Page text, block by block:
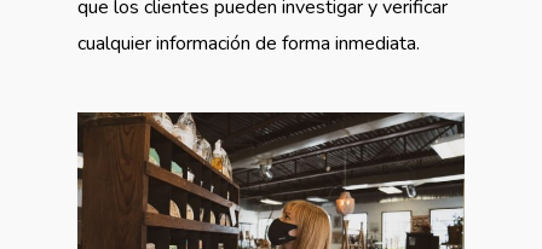
que los clientes pueden investigar y verificar
cualquier información de forma inmediata.